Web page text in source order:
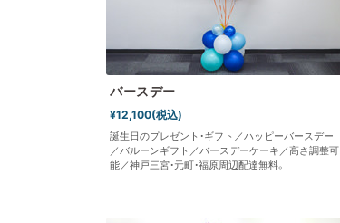
バースデー
¥12,100(税込)
誕生日のプレゼント・ギフト／ハッピーバースデー
／バルーンギフト／バースデーケーキ／高さ調整可
能／神戸三宮・元町・福原周辺配達無料。